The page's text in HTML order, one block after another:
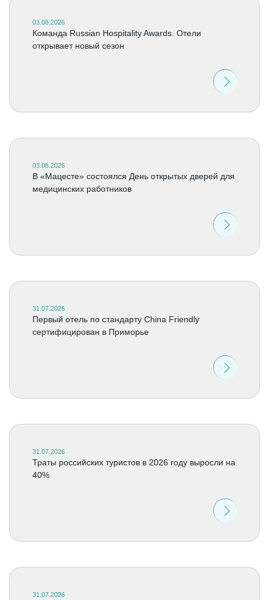
03.08.2026
Команда Russian Hospitality Awards. Отели
открывает новый сезон
03.08.2026
В «Мацесте» состоялся День открытых дверей для
медицинских работников
31.07.2026
Первый отель по стандарту China Friendly
сертифицирован в Приморье
31.07.2026
Траты российских туристов в 2026 году выросли на
40%
31.07.2026